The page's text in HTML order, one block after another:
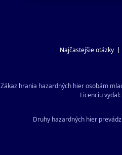
Najčastejšie otázky
Zákaz hrania hazardných hier osobám
Licenciu
Druhy hazardných hier